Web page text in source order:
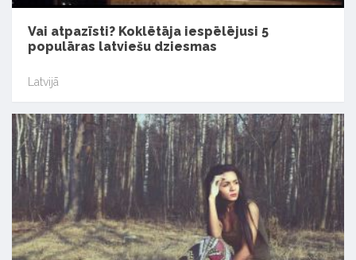
Vai atpazīsti? Koklētāja iespēlējusi 5
populāras latviešu dziesmas
Latvijā